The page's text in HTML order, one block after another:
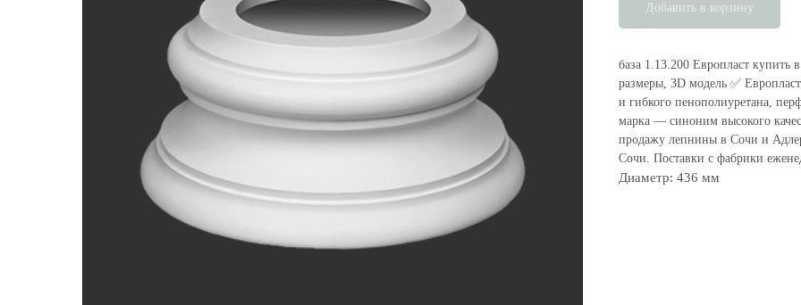
Добавить в корзину
база 1.13.200 Европласт купить
размеры, 3D модель ✅
и гибкого пенополиуретана,
марка — cиноним высокого
продажу лепнины в Сочи и
Сочи. Поставки с фабрики
Диаметр: 436 мм